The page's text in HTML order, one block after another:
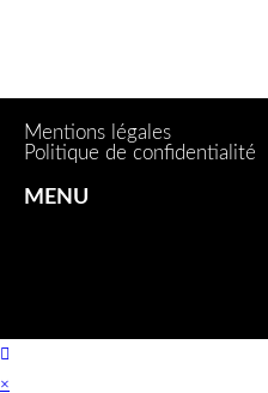
Mentions légales
Politique de confidentialité
MENU
×